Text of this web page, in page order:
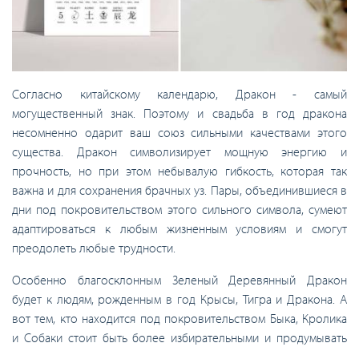
Согласно китайскому календарю, Дракон - самый
могущественный знак. Поэтому и свадьба в год дракона
несомненно одарит ваш союз сильными качествами этого
существа. Дракон символизирует мощную энергию и
прочность, но при этом небывалую гибкость, которая так
важна и для сохранения брачных уз. Пары, объединившиеся в
дни под покровительством этого сильного символа, сумеют
адаптироваться к любым жизненным условиям и смогут
преодолеть любые трудности.
Особенно благосклонным Зеленый Деревянный Дракон
будет к людям, рожденным в год Крысы, Тигра и Дракона. А
вот тем, кто находится под покровительством Быка, Кролика
и Собаки стоит быть более избирательными и продумывать